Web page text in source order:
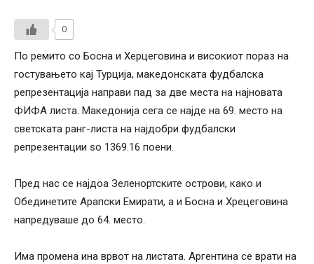
0
По ремито со Босна и Херцеговина и високиот пораз на
гостувањето кај Турција, македонската фудбалска
репрезентација направи пад за две места на најновата
ФИФА листа. Македонија сега се најде на 69. место на
светската ранг-листа на најдобри фудбалски
репрезентации so 1369.16 поени.
Пред нас се најдоа Зеленортските острови, како и
Обединетите Арапски Емирати, а и Босна и Хрецеговина
напредуваше до 64. место.
Има промена ина врвот на листата. Аргентина се врати на